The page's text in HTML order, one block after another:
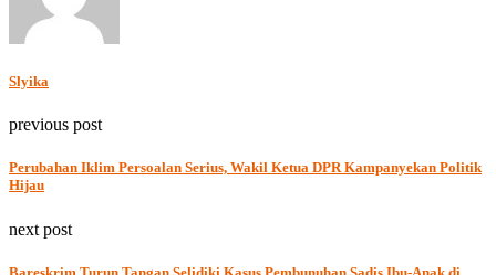
Slyika
previous post
Perubahan Iklim Persoalan Serius, Wakil Ketua DPR Kampanyekan Politik
Hijau
next post